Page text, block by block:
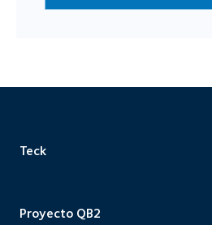
Teck
Proyecto QB2